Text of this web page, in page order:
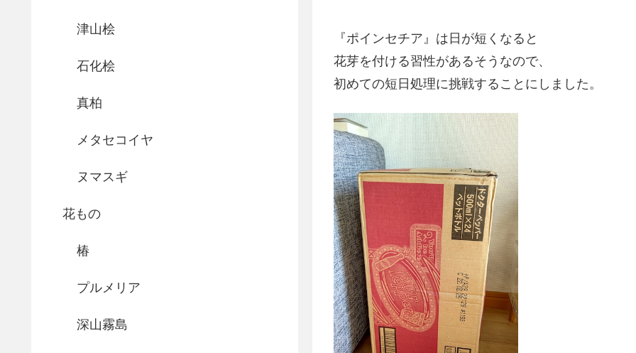
『ポインセチア』は日が短くなると
花芽を付ける習性があるそうなので、
初めての短日処理に挑戦することにしました。
津山桧
石化桧
真柏
メタセコイヤ
ヌマスギ
花もの
椿
プルメリア
深山霧島